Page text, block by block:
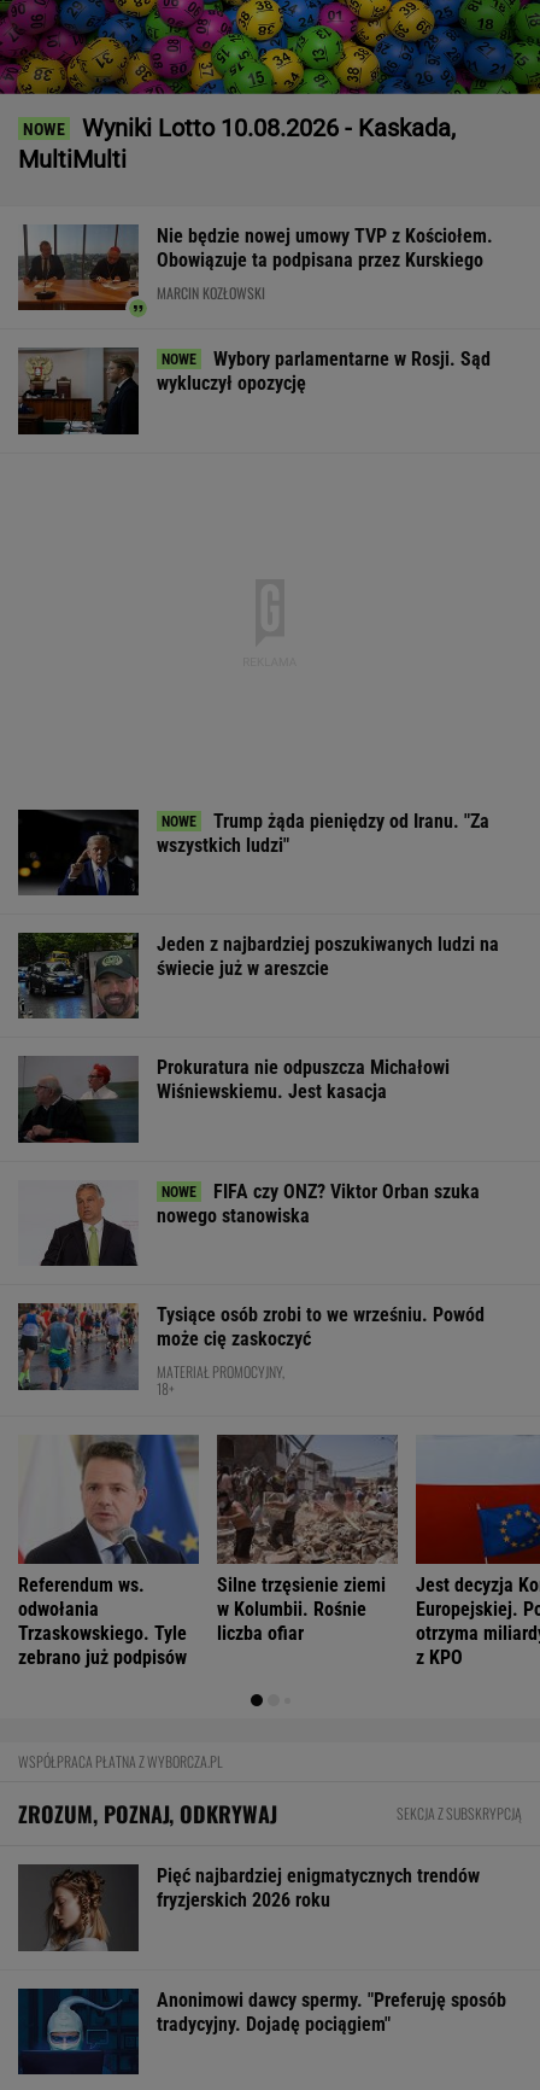
Wyniki Lotto 10.08.2026 - Kaskada,
MultiMulti
Nie będzie nowej umowy TVP z Kościołem.
Obowiązuje ta podpisana przez Kurskiego
MARCIN KOZŁOWSKI
Wybory parlamentarne w Rosji. Sąd
wykluczył opozycję
Trump żąda pieniędzy od Iranu. "Za
wszystkich ludzi"
Jeden z najbardziej poszukiwanych ludzi na
świecie już w areszcie
Prokuratura nie odpuszcza Michałowi
Wiśniewskiemu. Jest kasacja
FIFA czy ONZ? Viktor Orban szuka
nowego stanowiska
Tysiące osób zrobi to we wrześniu. Powód
może cię zaskoczyć
MATERIAŁ PROMOCYJNY,
18+
Referendum ws.
odwołania
Trzaskowskiego. Tyle
zebrano już podpisów
Silne trzęsienie ziemi
w Kolumbii. Rośnie
liczba ofiar
Jest decyzja
Europejskiej.
otrzyma
z KPO
WSPÓŁPRACA PŁATNA Z WYBORCZA.PL
ZROZUM, POZNAJ, ODKRYWAJ SEKCJA Z SUBSKRYPCJĄ
Pięć najbardziej enigmatycznych trendów
fryzjerskich 2026 roku
Anonimowi dawcy spermy. "Preferuję sposób
tradycyjny. Dojadę pociągiem"